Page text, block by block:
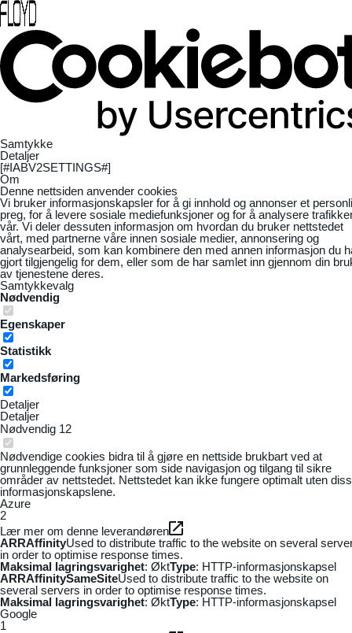
Samtykke
Detaljer
[#IABV2SETTINGS#]
Om
Denne nettsiden anvender cookies
Vi bruker informasjonskapsler for å gi innhold og annonser et
preg, for å levere sosiale mediefunksjoner og for å analysere
vår. Vi deler dessuten informasjon om hvordan du bruker nettstedet
vårt, med partnerne våre innen sosiale medier, annonsering og
analysearbeid, som kan kombinere den med annen informasjon du
gjort tilgjengelig for dem, eller som de har samlet inn gjennom din
av tjenestene deres.
Samtykkevalg
Nødvendig
Egenskaper
Statistikk
Markedsføring
Detaljer
Detaljer
Nødvendig 12
Nødvendige cookies bidra til å gjøre en nettside brukbart ved at
grunnleggende funksjoner som side navigasjon og tilgang til sikre
områder av nettstedet. Nettstedet kan ikke fungere optimalt uten
informasjonskapslene.
Azure
2
Lær mer om denne leverandøren
ARRAffinityUsed to distribute traffic to the website on several
in order to optimise response times.
Maksimal lagringsvarighet: ØktType: HTTP-informasjonskapsel
ARRAffinitySameSiteUsed to distribute traffic to the website on
several servers in order to optimise response times.
Maksimal lagringsvarighet: ØktType: HTTP-informasjonskapsel
Google
1